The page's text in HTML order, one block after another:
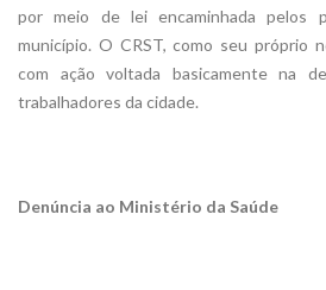
por meio de lei encaminhada pelos
município. O CRST, como seu próprio
com ação voltada basicamente na
trabalhadores da cidade.
Denúncia ao Ministério da Saúde